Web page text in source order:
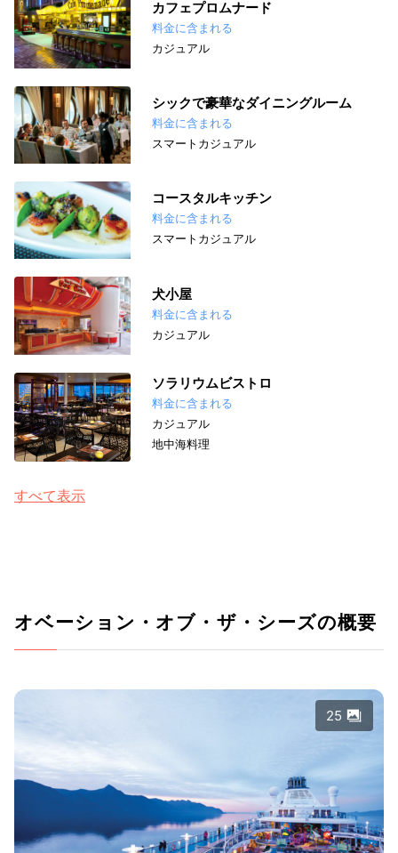
カフェプロムナード
料金に含まれる
カジュアル
シックで豪華なダイニングルーム
料金に含まれる
スマートカジュアル
コースタルキッチン
料金に含まれる
スマートカジュアル
犬小屋
料金に含まれる
カジュアル
ソラリウムビストロ
料金に含まれる
カジュアル
地中海料理
すべて表示
オベーション・オブ・ザ・シーズの概要
25